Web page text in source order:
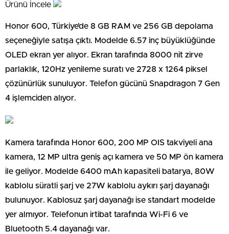
Ürünü İncele
Honor 600, Türkiye’de 8 GB RAM ve 256 GB depolama
seçeneğiyle satışa çıktı. Modelde 6.57 inç büyüklüğünde
OLED ekran yer alıyor. Ekran tarafında 8000 nit zirve
parlaklık, 120Hz yenileme suratı ve 2728 x 1264 piksel
çözünürlük sunuluyor. Telefon gücünü Snapdragon 7 Gen
4 işlemciden alıyor.
Kamera tarafında Honor 600, 200 MP OIS takviyeli ana
kamera, 12 MP ultra geniş açı kamera ve 50 MP ön kamera
ile geliyor. Modelde 6400 mAh kapasiteli batarya, 80W
kablolu süratli şarj ve 27W kablolu aykırı şarj dayanağı
bulunuyor. Kablosuz şarj dayanağı ise standart modelde
yer almıyor. Telefonun irtibat tarafında Wi-Fi 6 ve
Bluetooth 5.4 dayanağı var.